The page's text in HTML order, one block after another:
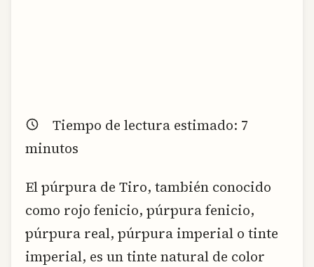
Tiempo de lectura estimado: 7
minutos
El púrpura de Tiro, también conocido
como rojo fenicio, púrpura fenicio,
púrpura real, púrpura imperial o tinte
imperial, es un tinte natural de color